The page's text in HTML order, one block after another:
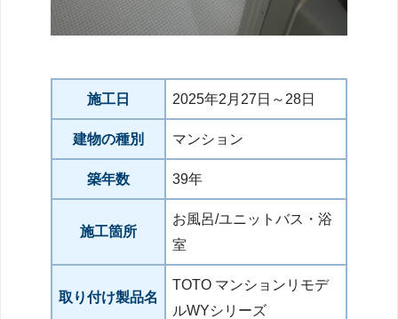
施工日 2025年2月27日～28日
建物の種別 マンション
築年数 39年
施工箇所
お風呂/ユニットバス・浴
室
取り付け製品名
TOTO マンションリモデ
ルWYシリーズ